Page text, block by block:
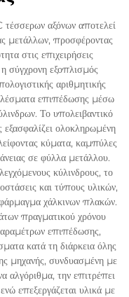
αξόνων αποτελεί
μετάλλων, προσφέροντας
στις επιχειρήσεις
σύγχρονη εξοπλισμός
αριθμητικής
επιπέδωσης μέσω
Το υπολειβαντικό
ολοκληρωμένη
κύματα, καμπύλες
σε φύλλα μετάλλου.
κύλινδρους, το
και τύπους υλικών,
χάλκινων πλακών.
πραγματικού χρόνου
επιπέδωσης,
κατά τη διάρκεια όλης
μηχανής, συνδυασμένη με
αλγόριθμα, την επιτρέπει
επεξεργάζεται υλικά με